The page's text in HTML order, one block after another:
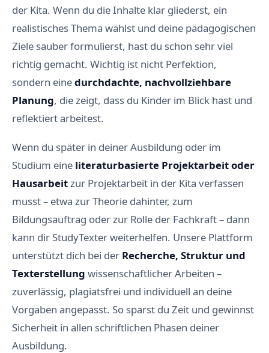
der Kita. Wenn du die Inhalte klar gliederst, ein
realistisches Thema wählst und deine pädagogischen
Ziele sauber formulierst, hast du schon sehr viel
richtig gemacht. Wichtig ist nicht Perfektion,
sondern einedurchdachte, nachvollziehbare
Planung, die zeigt, dass du Kinder im Blick hast und
reflektiert arbeitest.
Wenn du später in deiner Ausbildung oder im
Studium eine literaturbasierte Projektarbeit oder
Hausarbeitzur Projektarbeit in der Kita verfassen
musst – etwa zur Theorie dahinter, zum
Bildungsauftrag oder zur Rolle der Fachkraft – dann
kann dir StudyTexter weiterhelfen. Unsere Plattform
unterstützt dich bei der Recherche, Struktur und
Texterstellung wissenschaftlicher Arbeiten –
zuverlässig, plagiatsfrei und individuell an deine
Vorgaben angepasst. So sparst du Zeit und gewinnst
Sicherheit in allen schriftlichen Phasen deiner
Ausbildung.